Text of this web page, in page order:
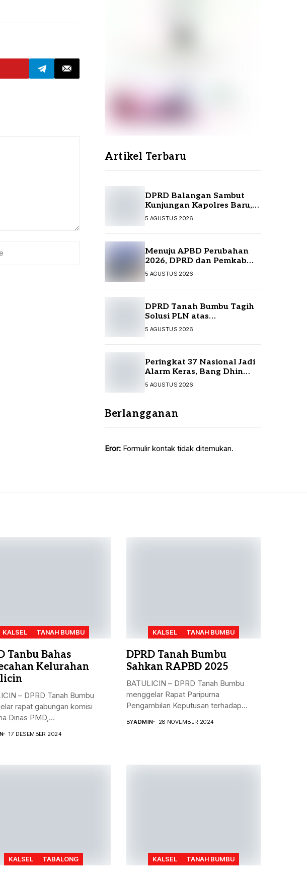
Artikel Terbaru
DPRD Balangan Sambut
Kunjungan Kapolres Baru,
Perkuat Sinergi
5 AGUSTUS 2026
Menuju APBD Perubahan
2026, DPRD dan Pemkab
Tanah Bumbu Resmi
5 AGUSTUS 2026
DPRD Tanah Bumbu Tagih
Solusi PLN atas
Pemadaman Listrik,
5 AGUSTUS 2026
Peringkat 37 Nasional Jadi
Alarm Keras, Bang Dhin
Desak Evaluasi Total
5 AGUSTUS 2026
Berlangganan
Eror: Formulir kontak tidak ditemukan.
KALSEL TANAH BUMBU
Tanbu Bahas
Kelurahan
– DPRD Tanah Bumbu
rapat gabungan komisi
Dinas PMD,...
17 DESEMBER 2024
KALSEL TANAH BUMBU
DPRD Tanah Bumbu
Sahkan RAPBD 2025
BATULICIN – DPRD Tanah Bumbu
menggelar Rapat Paripurna
Pengambilan Keputusan terhadap
BYADMIN 28 NOVEMBER 2024
KALSEL TABALONG KALSEL TANAH BUMBU